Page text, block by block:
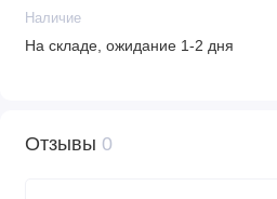
Наличие
На складе, ожидание 1-2 дня
Отзывы 0